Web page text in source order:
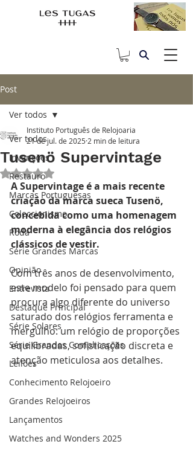
Post
Ver todos
Invenções
Restauro
Marcas Portuguesas
Coleccionismo
Roda
Série Grandes Marcas
Opinião
Entrevista
Destaque Principal
Série Solares
Série Grandes Complicações
Leilões
Conhecimento Relojoeiro
Grandes Relojoeiros
Lançamentos
Watches and Wonders 2025
Ver todos
Tusenö Supervintage
Instituto Português de Relojoaria
21 de jul. de 2025 2 min de leitura
Avaliado com NaN de 5 estrelas.
A Supervintage é a mais recente
criação da marca sueca Tusenö,
concebida como uma homenagem
moderna à elegância dos relógios
clássicos de vestir.
Com três anos de desenvolvimento,
este modelo foi pensado para quem
procura algo diferente do universo
saturado dos relógios ferramenta e
mergulho: um relógio de proporções
equilibradas, sofisticação discreta e
atenção meticulosa aos detalhes.